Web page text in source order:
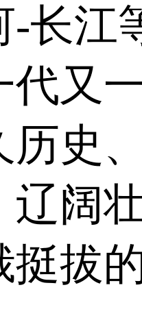
-长江
代又
历史
辽阔
挺拔